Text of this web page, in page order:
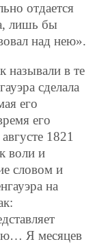
отдается
лишь бы
над нею».
называли в те
сделала
его
его
1821
воли и
словом и
на
Я месяцев